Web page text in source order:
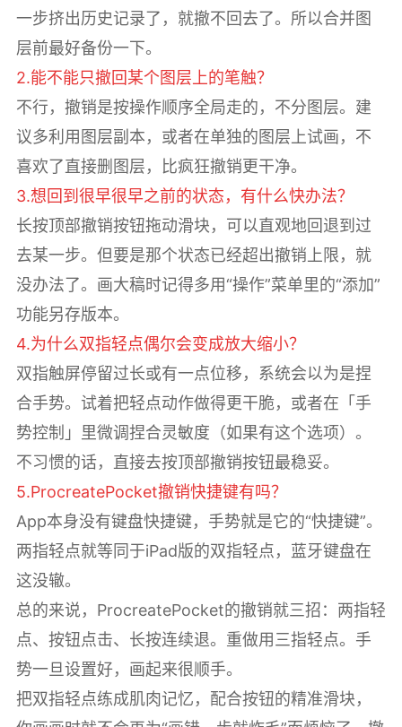
一步挤出历史记录了，就撤不回去了。所以合并图
层前最好备份一下。
2.能不能只撤回某个图层上的笔触？
不行，撤销是按操作顺序全局走的，不分图层。建
议多利用图层副本，或者在单独的图层上试画，不
喜欢了直接删图层，比疯狂撤销更干净。
3.想回到很早很早之前的状态，有什么快办法？
长按顶部撤销按钮拖动滑块，可以直观地回退到过
去某一步。但要是那个状态已经超出撤销上限，就
没办法了。画大稿时记得多用“操作”菜单里的“添加”
功能另存版本。
4.为什么双指轻点偶尔会变成放大缩小？
双指触屏停留过长或有一点位移，系统会以为是捏
合手势。试着把轻点动作做得更干脆，或者在「手
势控制」里微调捏合灵敏度（如果有这个选项）。
不习惯的话，直接去按顶部撤销按钮最稳妥。
5.ProcreatePocket撤销快捷键有吗？
App本身没有键盘快捷键，手势就是它的“快捷键”。
两指轻点就等同于iPad版的双指轻点，蓝牙键盘在
这没辙。
总的来说，ProcreatePocket的撤销就三招：两指轻
点、按钮点击、长按连续退。重做用三指轻点。手
势一旦设置好，画起来很顺手。
把双指轻点练成肌肉记忆，配合按钮的精准滑块，